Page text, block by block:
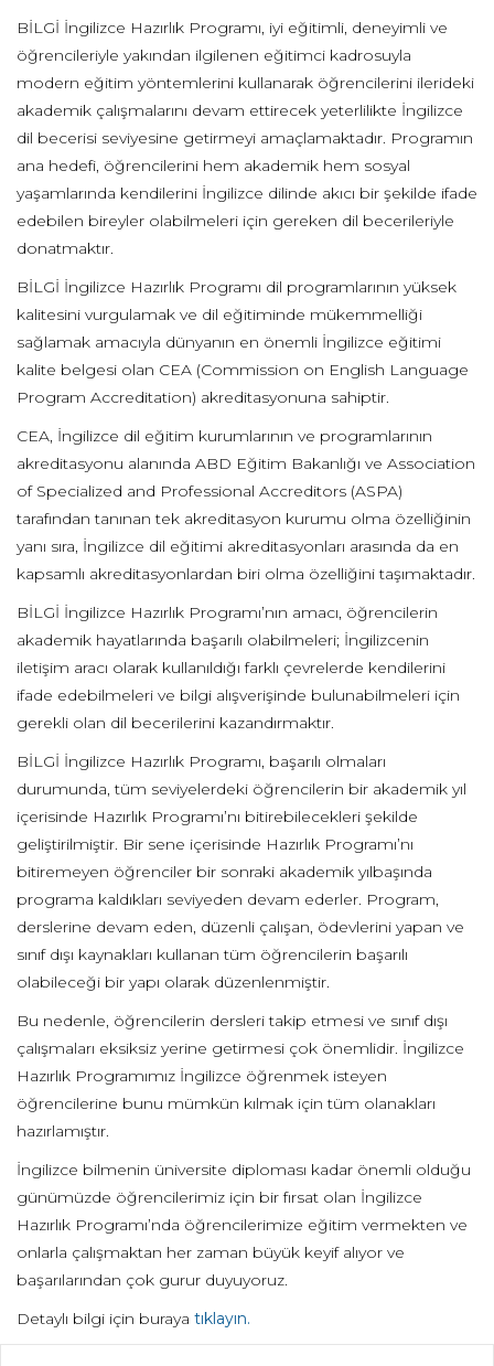
BİLGİ İngilizce Hazırlık Programı, iyi eğitimli, deneyimli ve
öğrencileriyle yakından ilgilenen eğitimci kadrosuyla
modern eğitim yöntemlerini kullanarak öğrencilerini ilerideki
akademik çalışmalarını devam ettirecek yeterlilikte İngilizce
dil becerisi seviyesine getirmeyi amaçlamaktadır. Programın
ana hedefi, öğrencilerini hem akademik hem sosyal
yaşamlarında kendilerini İngilizce dilinde akıcı bir şekilde ifade
edebilen bireyler olabilmeleri için gereken dil becerileriyle
donatmaktır.
BİLGİ İngilizce Hazırlık Programı dil programlarının yüksek
kalitesini vurgulamak ve dil eğitiminde mükemmelliği
sağlamak amacıyla dünyanın en önemli İngilizce eğitimi
kalite belgesi olan CEA (Commission on English Language
Program Accreditation) akreditasyonuna sahiptir.
CEA, İngilizce dil eğitim kurumlarının ve programlarının
akreditasyonu alanında ABD Eğitim Bakanlığı ve Association
of Specialized and Professional Accreditors (ASPA)
tarafından tanınan tek akreditasyon kurumu olma özelliğinin
yanı sıra, İngilizce dil eğitimi akreditasyonları arasında da en
kapsamlı akreditasyonlardan biri olma özelliğini taşımaktadır.
BİLGİ İngilizce Hazırlık Programı’nın amacı, öğrencilerin
akademik hayatlarında başarılı olabilmeleri; İngilizcenin
iletişim aracı olarak kullanıldığı farklı çevrelerde kendilerini
ifade edebilmeleri ve bilgi alışverişinde bulunabilmeleri için
gerekli olan dil becerilerini kazandırmaktır.
BİLGİ İngilizce Hazırlık Programı, başarılı olmaları
durumunda, tüm seviyelerdeki öğrencilerin bir akademik yıl
içerisinde Hazırlık Programı’nı bitirebilecekleri şekilde
geliştirilmiştir. Bir sene içerisinde Hazırlık Programı’nı
bitiremeyen öğrenciler bir sonraki akademik yılbaşında
programa kaldıkları seviyeden devam ederler. Program,
derslerine devam eden, düzenli çalışan, ödevlerini yapan ve
sınıf dışı kaynakları kullanan tüm öğrencilerin başarılı
olabileceği bir yapı olarak düzenlenmiştir.
Bu nedenle, öğrencilerin dersleri takip etmesi ve sınıf dışı
çalışmaları eksiksiz yerine getirmesi çok önemlidir. İngilizce
Hazırlık Programımız İngilizce öğrenmek isteyen
öğrencilerine bunu mümkün kılmak için tüm olanakları
hazırlamıştır.
İngilizce bilmenin üniversite diploması kadar önemli olduğu
günümüzde öğrencilerimiz için bir fırsat olan İngilizce
Hazırlık Programı’nda öğrencilerimize eğitim vermekten ve
onlarla çalışmaktan her zaman büyük keyif alıyor ve
başarılarından çok gurur duyuyoruz.
Detaylı bilgi için buraya tıklayın.